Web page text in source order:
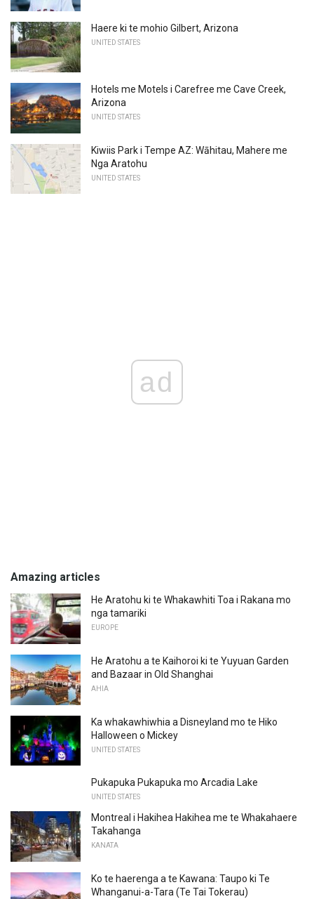
Haere ki te mohio Gilbert, Arizona
UNITED STATES
Hotels me Motels i Carefree me Cave Creek,
Arizona
UNITED STATES
Kiwiis Park i Tempe AZ: Wāhitau, Mahere me
Nga Aratohu
UNITED STATES
ad
Amazing articles
He Aratohu ki te Whakawhiti Toa i Rakana mo
nga tamariki
EUROPE
He Aratohu a te Kaihoroi ki te Yuyuan Garden
and Bazaar in Old Shanghai
AHIA
Ka whakawhiwhia a Disneyland mo te Hiko
Halloween o Mickey
UNITED STATES
Pukapuka Pukapuka mo Arcadia Lake
UNITED STATES
Montreal i Hakihea Hakihea me te Whakahaere
Takahanga
KANATA
Ko te haerenga a te Kawana: Taupo ki Te
Whanganui-a-Tara (Te Tai Tokerau)